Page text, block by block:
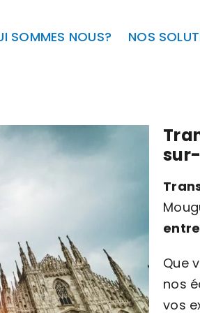
SOMMES NOUS? NOS
Que
nos
vos